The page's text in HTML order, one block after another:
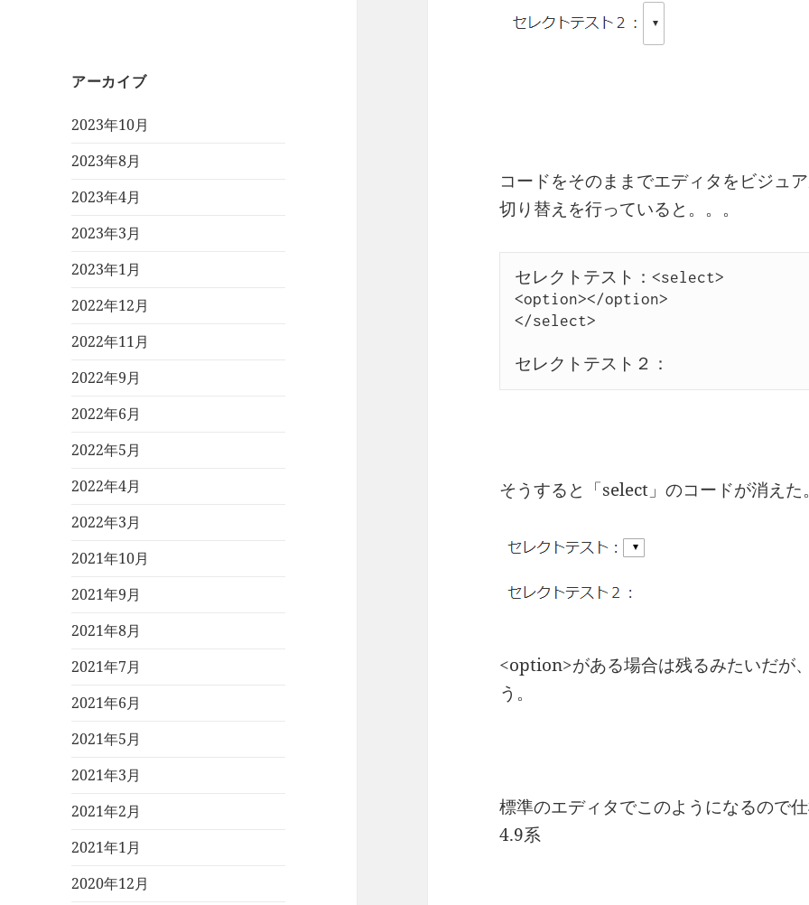
アーカイブ
2023年10月
2023年8月
2023年4月
2023年3月
2023年1月
2022年12月
2022年11月
2022年9月
2022年6月
2022年5月
2022年4月
2022年3月
2021年10月
2021年9月
2021年8月
2021年7月
2021年6月
2021年5月
2021年3月
2021年2月
2021年1月
2020年12月
コードをそのままでエディタをビジュ
切り替えを行っていると。。。
セレクトテスト：<select>
<option></option>
</select>
セレクトテスト２：
そうすると「select」のコードが消えた
<option>がある場合は残るみたいだが
う。
標準のエディタでこのようになるので
4.9系